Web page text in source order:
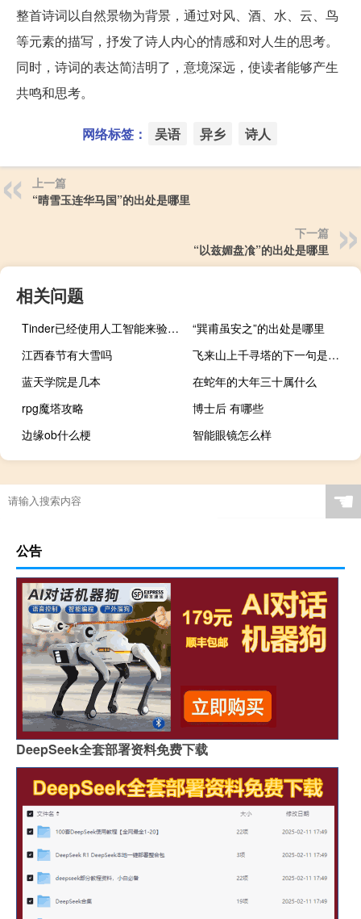
整首诗词以自然景物为背景，通过对风、酒、水、云、鸟
等元素的描写，抒发了诗人内心的情感和对人生的思考。
同时，诗词的表达简洁明了，意境深远，使读者能够产生
共鸣和思考。
网络标签： 吴语 异乡 诗人
上一篇
“晴雪玉连华马国”的出处是哪里
下一篇
“以兹媚盘飡”的出处是哪里
相关问题
Tinder已经使用人工智能来验证照片和视频
“巽甫虽安之”的出处是哪里
江西春节有大雪吗
飞来山上千寻塔的下一句是什么
蓝天学院是几本
在蛇年的大年三十属什么
rpg魔塔攻略
博士后 有哪些
边缘ob什么梗
智能眼镜怎么样
☚
公告
DeepSeek全套部署资料免费下载